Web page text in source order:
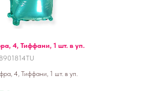
4, Тиффани, 1 шт. в уп.
B901814TU
4, Тиффани, 1 шт. в уп.